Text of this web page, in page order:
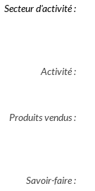
Secteur d'activité :
Activité :
Produits vendus :
Savoir-faire :